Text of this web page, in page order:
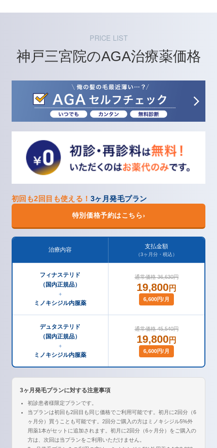
PRICE LIST
神戸三宮院のAGA治療薬価格
初回も2回目も使える！ 3ヶ月発毛プラン
特別価格予約はこちら›
治療内容
支払金額
（3ヶ月分・税込）
フィナステリド
（国内正規品）
＋
ミノキシジル内服薬
通常価格 36,630円
19,800円
6,600円/月
デュタステリド
（国内正規品）
＋
ミノキシジル内服薬
通常価格 45,540円
19,800円
6,600円/月
3ヶ月発毛プランに対する注意事項
初診患者様限定プランです。
当プランは初回も2回目も同じ価格でご利用可能です。初月に2回分（6
ヶ月分）買うことも可能です。2回分ご購入の方はミノキシジル5%外
用薬1本がセットに追加されます。初月に2回分（6ヶ月分）をご購入の
方は、次回は当プランをご利用いただけません。